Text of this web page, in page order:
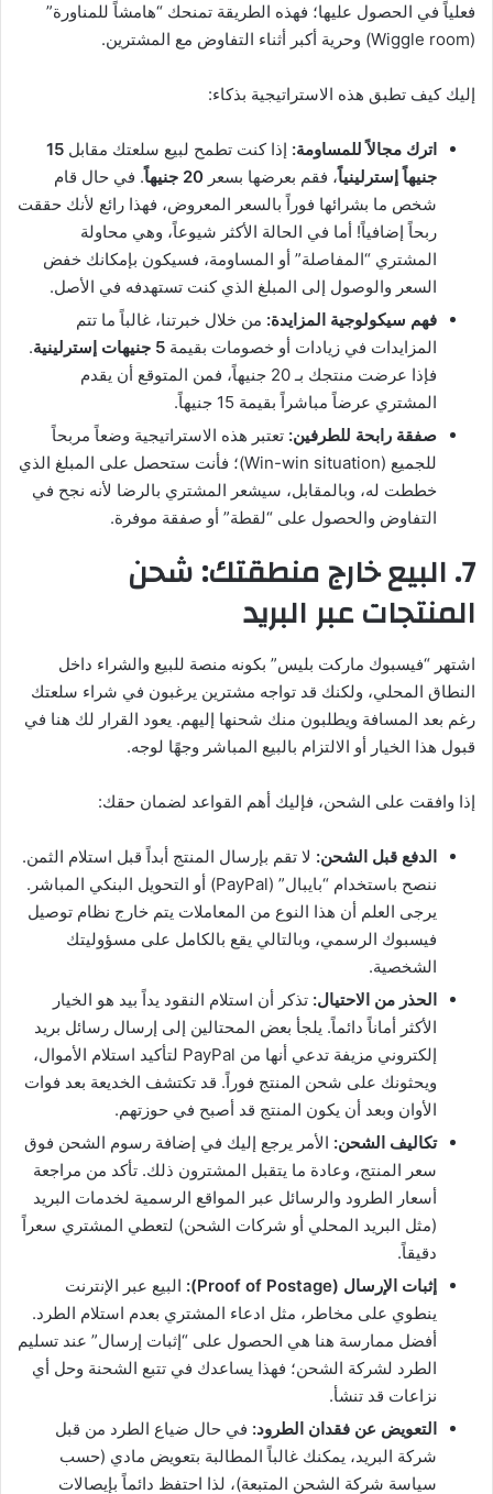
فعلياً في الحصول عليها؛ فهذه الطريقة تمنحك “هامشاً للمناورة”
(Wiggle room) وحرية أكبر أثناء التفاوض مع المشترين.
إليك كيف تطبق هذه الاستراتيجية بذكاء:
اترك مجالاً للمساومة: إذا كنت تطمح لبيع سلعتك مقابل 15
جنيهاً إسترلينياً، فقم بعرضها بسعر 20 جنيهاً
. في حال قام
شخص ما بشرائها فوراً بالسعر المعروض، فهذا رائع لأنك حققت
ربحاً إضافياً! أما في الحالة الأكثر شيوعاً، وهي محاولة
المشتري “المفاصلة” أو المساومة، فسيكون بإمكانك خفض
السعر والوصول إلى المبلغ الذي كنت تستهدفه في الأصل.
فهم سيكولوجية المزايدة: من خلال خبرتنا، غالباً ما تتم
المزايدات في زيادات أو خصومات بقيمة 5 جنيهات إسترلينية
.
فإذا عرضت منتجك بـ 20 جنيهاً، فمن المتوقع أن يقدم
المشتري عرضاً مباشراً بقيمة 15 جنيهاً.
صفقة رابحة للطرفين: تعتبر هذه الاستراتيجية وضعاً مربحاً
للجميع (Win-win situation)؛ فأنت ستحصل على المبلغ الذي
خططت له، وبالمقابل، سيشعر المشتري بالرضا لأنه نجح في
التفاوض والحصول على “لقطة” أو صفقة موفرة.
7. البيع خارج منطقتك: شحن
المنتجات عبر البريد
اشتهر “فيسبوك ماركت بليس” بكونه منصة للبيع والشراء داخل
النطاق المحلي، ولكنك قد تواجه مشترين يرغبون في شراء سلعتك
رغم بعد المسافة ويطلبون منك شحنها إليهم. يعود القرار لك هنا في
قبول هذا الخيار أو الالتزام بالبيع المباشر وجهًا لوجه.
إذا وافقت على الشحن، فإليك أهم القواعد لضمان حقك:
الدفع قبل الشحن: لا تقم بإرسال المنتج أبداً قبل استلام الثمن.
ننصح باستخدام “بايبال” (PayPal) أو التحويل البنكي المباشر.
يرجى العلم أن هذا النوع من المعاملات يتم خارج نظام توصيل
فيسبوك الرسمي، وبالتالي يقع بالكامل على مسؤوليتك
الشخصية.
الحذر من الاحتيال: تذكر أن استلام النقود يداً بيد هو الخيار
الأكثر أماناً دائماً. يلجأ بعض المحتالين إلى إرسال رسائل بريد
إلكتروني مزيفة تدعي أنها من PayPal لتأكيد استلام الأموال،
ويحثونك على شحن المنتج فوراً. قد تكتشف الخديعة بعد فوات
الأوان وبعد أن يكون المنتج قد أصبح في حوزتهم.
تكاليف الشحن: الأمر يرجع إليك في إضافة رسوم الشحن فوق
سعر المنتج، وعادة ما يتقبل المشترون ذلك. تأكد من مراجعة
أسعار الطرود والرسائل عبر المواقع الرسمية لخدمات البريد
(مثل البريد المحلي أو شركات الشحن) لتعطي المشتري سعراً
دقيقاً.
إثبات الإرسال (Proof of Postage):
البيع عبر الإنترنت
ينطوي على مخاطر، مثل ادعاء المشتري بعدم استلام الطرد.
أفضل ممارسة هنا هي الحصول على “إثبات إرسال” عند تسليم
الطرد لشركة الشحن؛ فهذا يساعدك في تتبع الشحنة وحل أي
نزاعات قد تنشأ.
التعويض عن فقدان الطرود: في حال ضياع الطرد من قبل
شركة البريد، يمكنك غالباً المطالبة بتعويض مادي (حسب
سياسة شركة الشحن المتبعة)، لذا احتفظ دائماً بإيصالات